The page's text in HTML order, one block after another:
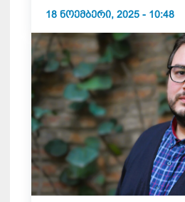
18 ᲜᲝᲔᲛᲑᲔᲠᲘ, 2025 - 10:48